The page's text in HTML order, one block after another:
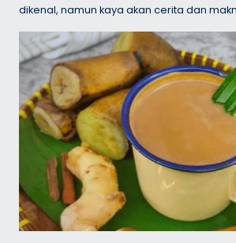
dikenal, namun kaya akan cerita dan